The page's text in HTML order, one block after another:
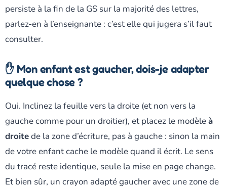
persiste à la fin de la GS sur la majorité des lettres,
parlez-en à l’enseignante : c’est elle qui jugera s’il faut
consulter.
✋ Mon enfant est gaucher, dois-je adapter
quelque chose ?
Oui. Inclinez la feuille vers la droite (et non vers la
gauche comme pour un droitier), et placez le modèleà
droitede la zone d’écriture, pas à gauche : sinon la main
de votre enfant cache le modèle quand il écrit. Le sens
du tracé reste identique, seule la mise en page change.
Et bien sûr, un crayon adapté gaucher avec une zone de